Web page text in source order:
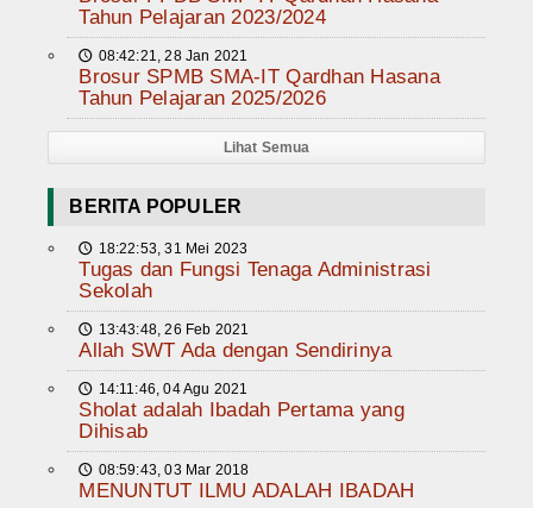
Tahun Pelajaran 2023/2024
🕔 08:42:21, 28 Jan 2021
Brosur SPMB SMA-IT Qardhan Hasana
Tahun Pelajaran 2025/2026
Lihat Semua
BERITA POPULER
🕔 18:22:53, 31 Mei 2023
Tugas dan Fungsi Tenaga Administrasi
Sekolah
🕔 13:43:48, 26 Feb 2021
Allah SWT Ada dengan Sendirinya
🕔 14:11:46, 04 Agu 2021
Sholat adalah Ibadah Pertama yang
Dihisab
🕔 08:59:43, 03 Mar 2018
MENUNTUT ILMU ADALAH IBADAH